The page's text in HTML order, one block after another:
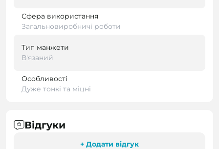
Сфера використання
Загальновиробничі роботи
Тип манжети
В'язаний
Особливості
Дуже тонкі та міцні
Відгуки
+ Додати відгук